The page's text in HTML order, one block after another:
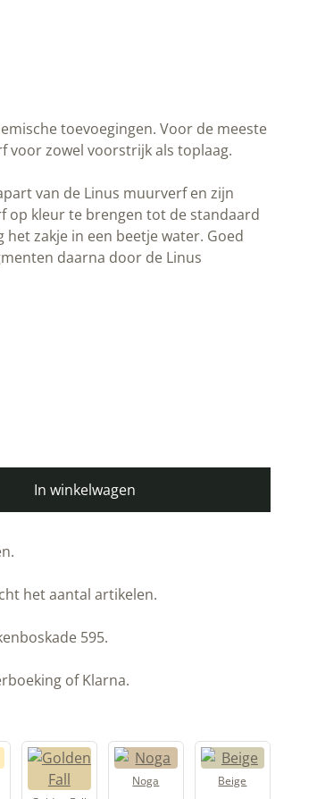
Voor de meeste ondergronden
als toplaag.
de Linus muurverf en zijn geschikt om de
standaard Allbäck Linus muurverfkleuren.
en meng de opgeloste pigmenten
In winkelwagen
Golden Fall
Noga Beige